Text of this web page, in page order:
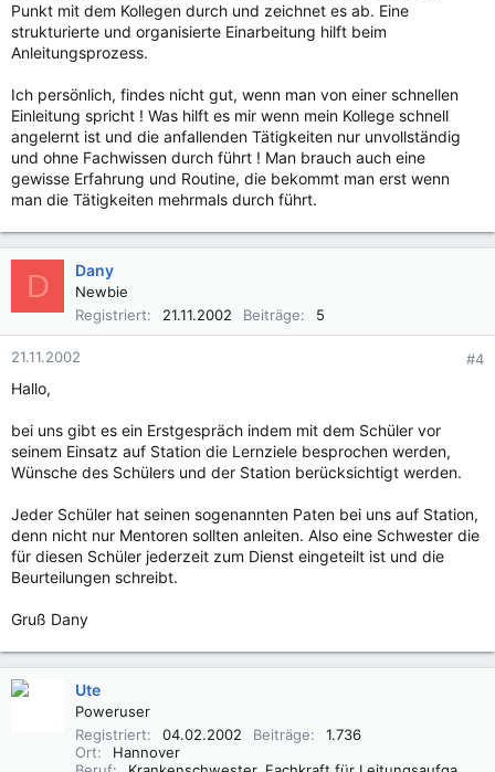
Punkt mit dem Kollegen durch und zeichnet es ab. Eine
strukturierte und organisierte Einarbeitung hilft beim
Anleitungsprozess.
Ich persönlich, findes nicht gut, wenn man von einer schnellen
Einleitung spricht ! Was hilft es mir wenn mein Kollege schnell
angelernt ist und die anfallenden Tätigkeiten nur unvollständig
und ohne Fachwissen durch führt ! Man brauch auch eine
gewisse Erfahrung und Routine, die bekommt man erst wenn
man die Tätigkeiten mehrmals durch führt.
D Dany
Newbie
Registriert
21.11.2002 Beiträge 5
21.11.2002 #4
Hallo,
bei uns gibt es ein Erstgespräch indem mit dem Schüler vor
seinem Einsatz auf Station die Lernziele besprochen werden,
Wünsche des Schülers und der Station berücksichtigt werden.
Jeder Schüler hat seinen sogenannten Paten bei uns auf Station,
denn nicht nur Mentoren sollten anleiten. Also eine Schwester die
für diesen Schüler jederzeit zum Dienst eingeteilt ist und die
Beurteilungen schreibt.
Gruß Dany
Ute
Poweruser
Registriert
04.02.2002 Beiträge
1.736
Ort
Hannover